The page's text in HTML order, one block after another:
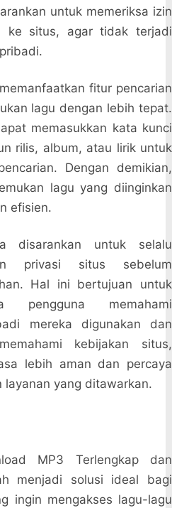
untuk memeriksa izin
ke situs, agar tidak terjadi
fitur pencarian
lagu dengan lebih tepat.
memasukkan kata kunci
rilis, album, atau lirik untuk
Dengan demikian,
lagu yang diinginkan
efisien.
disarankan untuk selalu
privasi situs sebelum
Hal ini bertujuan untuk
pengguna memahami
mereka digunakan dan
kebijakan situs,
lebih aman dan percaya
layanan yang ditawarkan.
MP3 Terlengkap dan
menjadi solusi ideal bagi
ingin mengakses lagu-lagu